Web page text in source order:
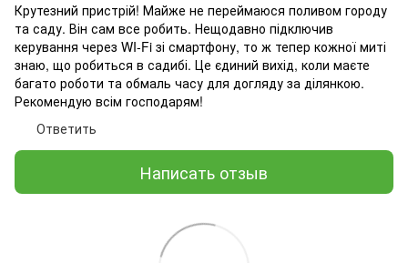
Крутезний пристрій! Майже не переймаюся поливом городу
та саду. Він сам все робить. Нещодавно підключив
керування через WI-Fi зі смартфону, то ж тепер кожної миті
знаю, що робиться в садибі. Це єдиний вихід, коли маєте
багато роботи та обмаль часу для догляду за ділянкою.
Рекомендую всім господарям!
Ответить
Написать отзыв